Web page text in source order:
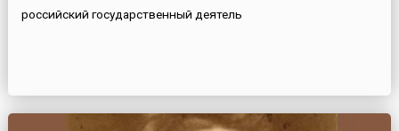
российский государственный деятель